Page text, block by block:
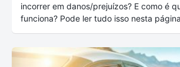
incorrer em danos/prejuízos? E como é
funciona? Pode ler tudo isso nesta página